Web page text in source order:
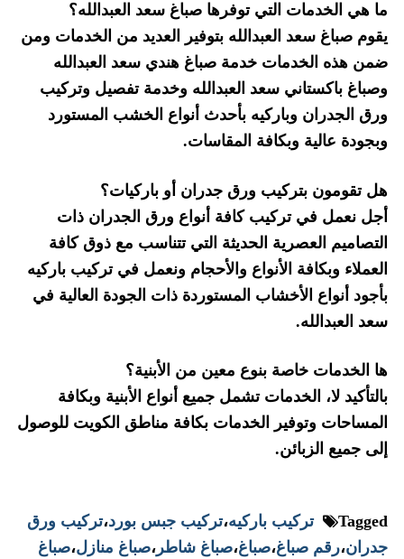
ما هي الخدمات التي توفرها صباغ سعد العبدالله؟
يقوم صباغ سعد العبدالله بتوفير العديد من الخدمات ومن
ضمن هذه الخدمات خدمة صباغ هندي سعد العبدالله
وصباغ باكستاني سعد العبدالله وخدمة تفصيل وتركيب
ورق الجدران وباركيه بأحدث أنواع الخشب المستورد
وبجودة عالية وبكافة المقاسات.
هل تقومون بتركيب ورق جدران أو باركيات؟
أجل نعمل في تركيب كافة أنواع ورق الجدران ذات
التصاميم العصرية الحديثة التي تتناسب مع ذوق كافة
العملاء وبكافة الأنواع والأحجام ونعمل في تركيب باركيه
بأجود أنواع الأخشاب المستوردة ذات الجودة العالية في
سعد العبدالله.
ها الخدمات خاصة بنوع معين من الأبنية؟
بالتأكيد لا، الخدمات تشمل جميع أنواع الأبنية وبكافة
المساحات وتوفير الخدمات بكافة مناطق الكويت للوصول
إلى جميع الزبائن.
Tagged تركيب باركيه،تركيب جبس بورد،تركيب ورق
جدران،رقم صباغ،صباغ،صباغ شاطر ،صباغ منازل،صباغ